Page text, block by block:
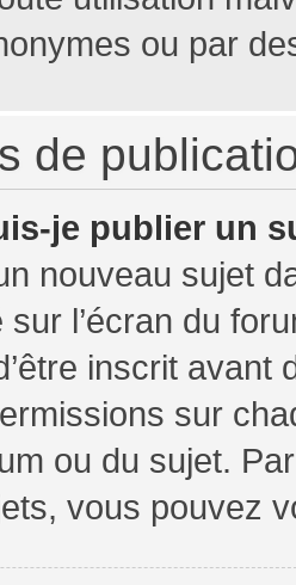
ou par
de
je publier un
nouveau sujet
sur l’écran du
inscrit
sur
ou du sujet.
vous pouvez